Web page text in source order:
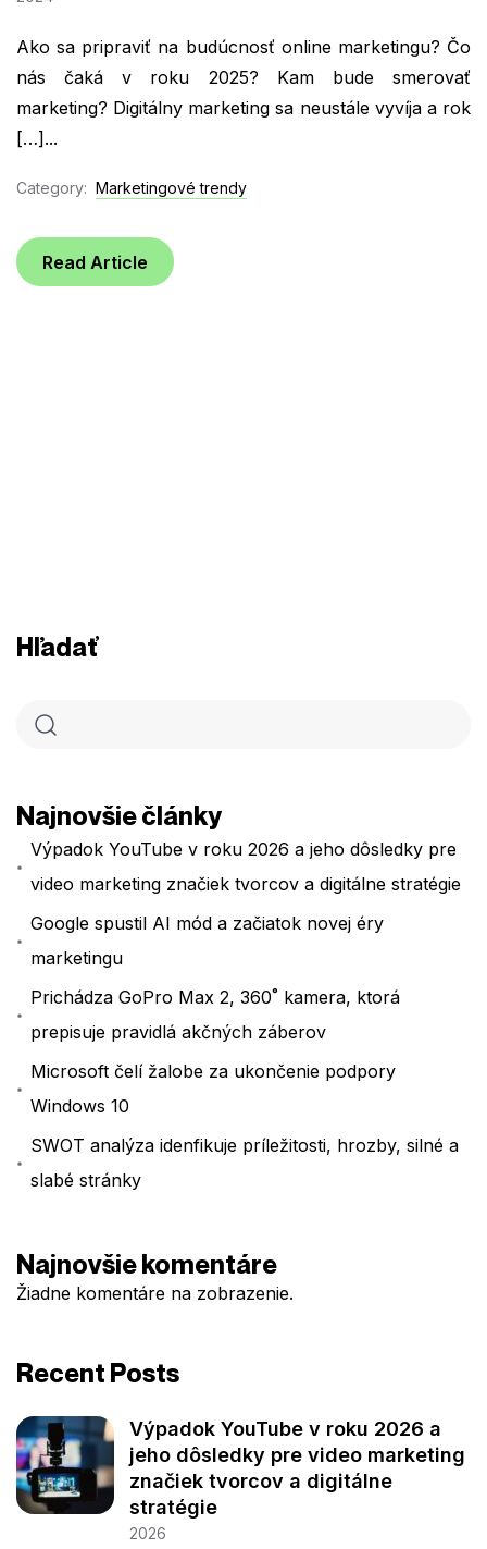
Ako sa pripraviť na budúcnosť online marketingu? Čo
nás čaká v roku 2025? Kam bude smerovať
marketing? Digitálny marketing sa neustále vyvíja a rok
[…]...
Category: Marketingové trendy
Read Article
Hľadať
Najnovšie články
Výpadok YouTube v roku 2026 a jeho dôsledky pre
video marketing značiek tvorcov a digitálne stratégie
Google spustil AI mód a začiatok novej éry
marketingu
Prichádza GoPro Max 2, 360˚ kamera, ktorá
prepisuje pravidlá akčných záberov
Microsoft čelí žalobe za ukončenie podpory
Windows 10
SWOT analýza idenfikuje príležitosti, hrozby, silné a
slabé stránky
Najnovšie komentáre
Žiadne komentáre na zobrazenie.
Recent Posts
Výpadok YouTube v roku 2026 a
jeho dôsledky pre video marketing
značiek tvorcov a digitálne
stratégie
2026